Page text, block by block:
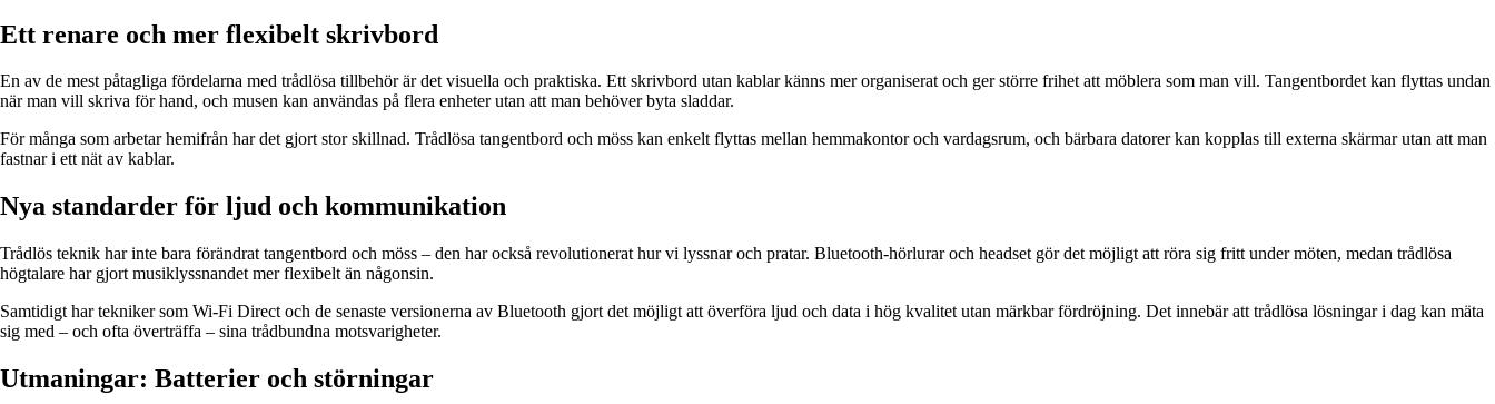
Ett renare och mer flexibelt skrivbord
En av de mest påtagliga fördelarna med trådlösa tillbehör är det visuella och praktiska. Ett skrivbord utan kablar känns mer organiserat och ger större frihet att möblera som man vill. Tangentbordet kan flyttas undan
när man vill skriva för hand, och musen kan användas på flera enheter utan att man behöver byta sladdar.
För många som arbetar hemifrån har det gjort stor skillnad. Trådlösa tangentbord och möss kan enkelt flyttas mellan hemmakontor och vardagsrum, och bärbara datorer kan kopplas till externa skärmar utan att man
fastnar i ett nät av kablar.
Nya standarder för ljud och kommunikation
Trådlös teknik har inte bara förändrat tangentbord och möss – den har också revolutionerat hur vi lyssnar och pratar. Bluetooth-hörlurar och headset gör det möjligt att röra sig fritt under möten, medan trådlösa
högtalare har gjort musiklyssnandet mer flexibelt än någonsin.
Samtidigt har tekniker som Wi-Fi Direct och de senaste versionerna av Bluetooth gjort det möjligt att överföra ljud och data i hög kvalitet utan märkbar fördröjning. Det innebär att trådlösa lösningar i dag kan mäta
sig med – och ofta överträffa – sina trådbundna motsvarigheter.
Utmaningar: Batterier och störningar